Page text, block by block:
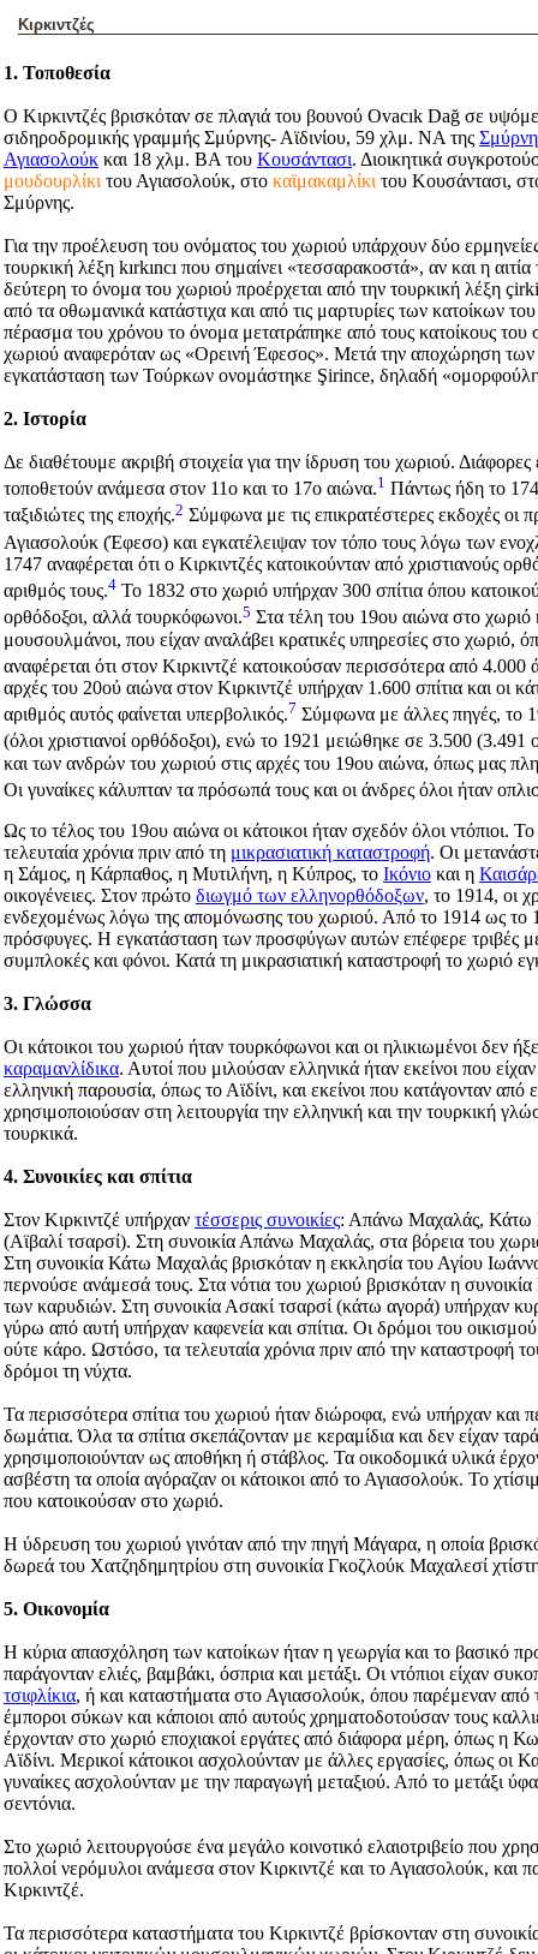
Κιρκιντζές
1. Τοποθεσία
Ο Κιρκιντζές βρισκόταν σε πλαγιά του βουνού Ovacık Dağ σε
σιδηροδρομικής γραμμής Σμύρνης- Αϊδινίου, 59 χλμ. ΝΑ της
Αγιασολούκ και 18 χλμ. ΒΑ του Κουσάντασι. Διοικητικά
μουδουρλίκι του Αγιασολούκ, στο καϊμακαμλίκι του Κουσάντασι,
Σμύρνης.
Για την προέλευση του ονόματος του χωριού υπάρχουν δύο
τουρκική λέξη kırkıncı που σημαίνει «τεσσαρακοστά», αν και η
δεύτερη το όνομα του χωριού προέρχεται από την τουρκική λέξη
από τα οθωμανικά κατάστιχα και από τις μαρτυρίες των κατοίκων
πέρασμα του χρόνου το όνομα μετατράπηκε από τους κατοίκους του
χωριού αναφερόταν ως «Ορεινή Έφεσος». Μετά την αποχώρηση των
εγκατάσταση των Τούρκων ονομάστηκε Şirince, δηλαδή
2. Ιστορία
Δε διαθέτουμε ακριβή στοιχεία για την ίδρυση του χωριού.
τοποθετούν ανάμεσα στον 11ο και το 17ο αιώνα.1 Πάντως ήδη το
ταξιδιώτες της εποχής.2 Σύμφωνα με τις επικρατέστερες εκδοχές οι
Αγιασολούκ (Έφεσο) και εγκατέλειψαν τον τόπο τους λόγω των
1747 αναφέρεται ότι ο Κιρκιντζές κατοικούνταν από χριστιανούς
αριθμός τους.4 Το 1832 στο χωριό υπήρχαν 300 σπίτια όπου
ορθόδοξοι, αλλά τουρκόφωνοι.5 Στα τέλη του 19ου αιώνα στο χωριό
μουσουλμάνοι, που είχαν αναλάβει κρατικές υπηρεσίες στο χωριό,
αναφέρεται ότι στον Κιρκιντζέ κατοικούσαν περισσότερα από 4.000
αρχές του 20ού αιώνα στον Κιρκιντζέ υπήρχαν 1.600 σπίτια και οι
αριθμός αυτός φαίνεται υπερβολικός.7 Σύμφωνα με άλλες πηγές, το
(όλοι χριστιανοί ορθόδοξοι), ενώ το 1921 μειώθηκε σε 3.500 (3.491
και των ανδρών του χωριού στις αρχές του 19ου αιώνα, όπως μας
Οι γυναίκες κάλυπταν τα πρόσωπά τους και οι άνδρες όλοι ήταν
Ως το τέλος του 19ου αιώνα οι κάτοικοι ήταν σχεδόν όλοι ντόπιοι.
τελευταία χρόνια πριν από τη μικρασιατική καταστροφή. Οι
η Σάμος, η Κάρπαθος, η Μυτιλήνη, η Κύπρος, το Ικόνιο και η
οικογένειες. Στον πρώτο διωγμό των ελληνορθόδοξων, το 1914, οι
ενδεχομένως λόγω της απομόνωσης του χωριού. Από το 1914 ως το
πρόσφυγες. Η εγκατάσταση των προσφύγων αυτών επέφερε τριβές
συμπλοκές και φόνοι. Κατά τη μικρασιατική καταστροφή το χωριό
3. Γλώσσα
Οι κάτοικοι του χωριού ήταν τουρκόφωνοι και οι ηλικιωμένοι δεν
καραμανλίδικα. Αυτοί που μιλούσαν ελληνικά ήταν εκείνοι που
ελληνική παρουσία, όπως το Αϊδίνι, και εκείνοι που κατάγονταν από
χρησιμοποιούσαν στη λειτουργία την ελληνική και την τουρκική
τουρκικά.
4. Συνοικίες και σπίτια
Στον Κιρκιντζέ υπήρχαν τέσσερις συνοικίες: Απάνω Μαχαλάς, Κάτω
(Αϊβαλί τσαρσί). Στη συνοικία Απάνω Μαχαλάς, στα βόρεια του
Στη συνοικία Κάτω Μαχαλάς βρισκόταν η εκκλησία του Αγίου
περνούσε ανάμεσά τους. Στα νότια του χωριού βρισκόταν η
των καρυδιών. Στη συνοικία Ασακί τσαρσί (κάτω αγορά) υπήρχαν
γύρω από αυτή υπήρχαν καφενεία και σπίτια. Οι δρόμοι του
ούτε κάρο. Ωστόσο, τα τελευταία χρόνια πριν από την καταστροφή
δρόμοι τη νύχτα.
Τα περισσότερα σπίτια του χωριού ήταν διώροφα, ενώ υπήρχαν και
δωμάτια. Όλα τα σπίτια σκεπάζονταν με κεραμίδια και δεν είχαν
χρησιμοποιούνταν ως αποθήκη ή στάβλος. Τα οικοδομικά υλικά
ασβέστη τα οποία αγόραζαν οι κάτοικοι από το Αγιασολούκ. Το
που κατοικούσαν στο χωριό.
Η ύδρευση του χωριού γινόταν από την πηγή Μάγαρα, η οποία
δωρεά του Χατζηδημητρίου στη συνοικία Γκοζλούκ Μαχαλεσί
5. Οικονομία
Η κύρια απασχόληση των κατοίκων ήταν η γεωργία και το βασικό
παράγονταν ελιές, βαμβάκι, όσπρια και μετάξι. Οι ντόπιοι είχαν
τσιφλίκια, ή και καταστήματα στο Αγιασολούκ, όπου παρέμεναν από
έμποροι σύκων και κάποιοι από αυτούς χρηματοδοτούσαν τους
έρχονταν στο χωριό εποχιακοί εργάτες από διάφορα μέρη, όπως η
Αϊδίνι. Μερικοί κάτοικοι ασχολούνταν με άλλες εργασίες, όπως οι
γυναίκες ασχολούνταν με την παραγωγή μεταξιού. Από το μετάξι
σεντόνια.
Στο χωριό λειτουργούσε ένα μεγάλο κοινοτικό ελαιοτριβείο που
πολλοί νερόμυλοι ανάμεσα στον Κιρκιντζέ και το Αγιασολούκ, και
Κιρκιντζέ.
Τα περισσότερα καταστήματα του Κιρκιντζέ βρίσκονταν στη